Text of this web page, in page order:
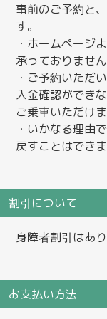
事前のご予約と
す。
・ホームページ
承っておりません
・ご予約いただ
入金確認ができ
ご乗車いただけま
・いかなる理由
戻すことはできま
割引について
身障者割引はあり
お支払い方法